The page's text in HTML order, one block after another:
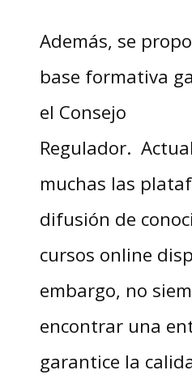
Además, se
base formativa
el Consejo
Regulador.
muchas las
difusión de
cursos online
embargo, no
encontrar una
garantice la